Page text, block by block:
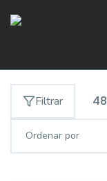
Filtrar 48
Ordenar por